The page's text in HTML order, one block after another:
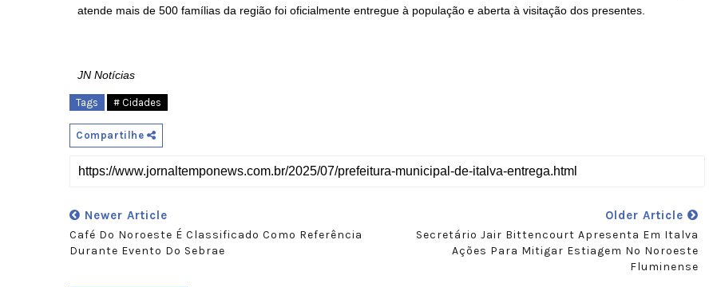
atende mais de 500 famílias da região foi oficialmente entregue à população e aberta à visitação dos presentes.
JN Notícias
Tags # Cidades
Compartilhe
Newer Article
Café Do Noroeste É Classificado Como Referência
Durante Evento Do Sebrae
Older Article
Secretário Jair Bittencourt Apresenta Em Italva
Ações Para Mitigar Estiagem No Noroeste
Fluminense